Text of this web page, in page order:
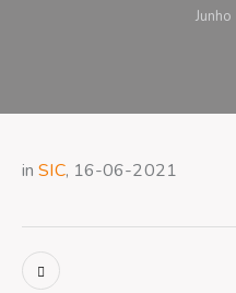
inSIC, 16-06-2021